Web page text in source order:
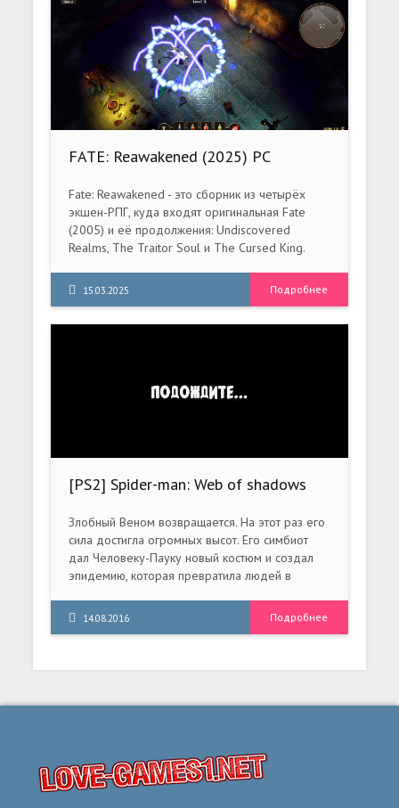
FATE: Reawakened (2025) PC
Fate: Reawakened - это сборник из четырёх
экшен-РПГ, куда входят оригинальная Fate
(2005) и её продолжения: Undiscovered
Realms, The Traitor Soul и The Cursed King.
15.03.2025 Подробнее
[PS2] Spider-man: Web of shadows
[RUS/ENG|PAL]
Злобный Веном возвращается. На этот раз его
сила достигла огромных высот. Его симбиот
дал Человеку-Пауку новый костюм и создал
эпидемию, которая превратила людей в
должен спасти всех людей. В это же время
14.08.2016 Подробнее